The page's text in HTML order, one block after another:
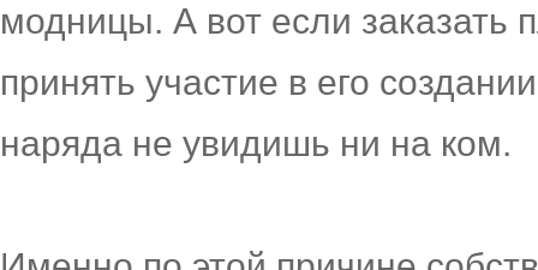
модницы. А вот если заказать
принять участие в его
наряда не увидишь ни на ком.